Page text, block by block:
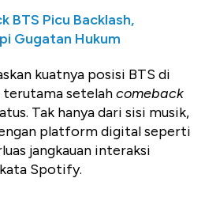
BTS Picu Backlash,
Gugatan Hukum
kuatnya posisi BTS di
setelahcomeback
Tak hanya dari sisi musik,
platform digital seperti
jangkauan interaksi
Spotify.